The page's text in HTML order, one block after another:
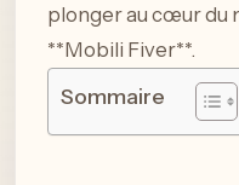
plonger au cœur du
**Mobili Fiver**.
Sommaire